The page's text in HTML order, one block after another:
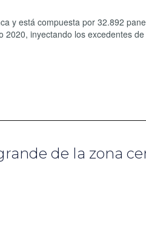
y está compuesta por 32.892
inyectando los excedentes
de la zona